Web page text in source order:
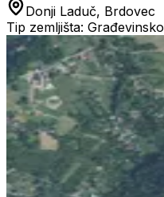
Donji Laduč, Brdovec
Tip zemljišta: Građevinsko